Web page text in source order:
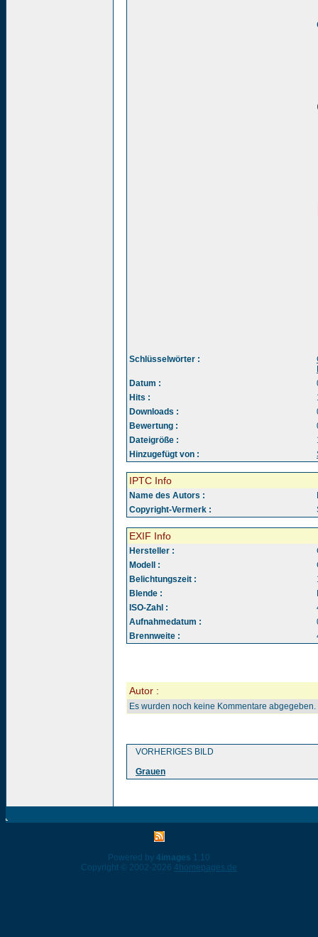
Schlüsselwörter :
Datum :
Hits :
Downloads :
Bewertung :
Dateigröße :
Hinzugefügt von :
IPTC Info
Name des Autors :
Copyright-Vermerk :
EXIF Info
Hersteller :
Modell :
Belichtungszeit :
Blende :
ISO-Zahl :
Aufnahmedatum :
Brennweite :
Autor :
Es wurden noch keine Kommentare abgegeben.
VORHERIGES BILD
Grauen
Powered by 4images 1.10
Copyright © 2002-2026 4homepages.de